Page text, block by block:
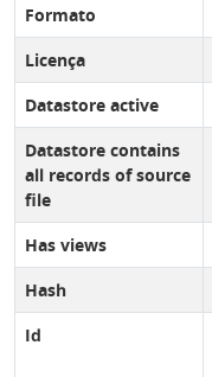
Formato
Licença
Datastore active
Datastore contains
all records of source
file
Has views
Hash
Id